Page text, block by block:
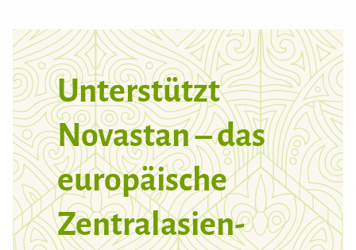
Unterstützt
Novastan – das
europäische
Zentralasien-